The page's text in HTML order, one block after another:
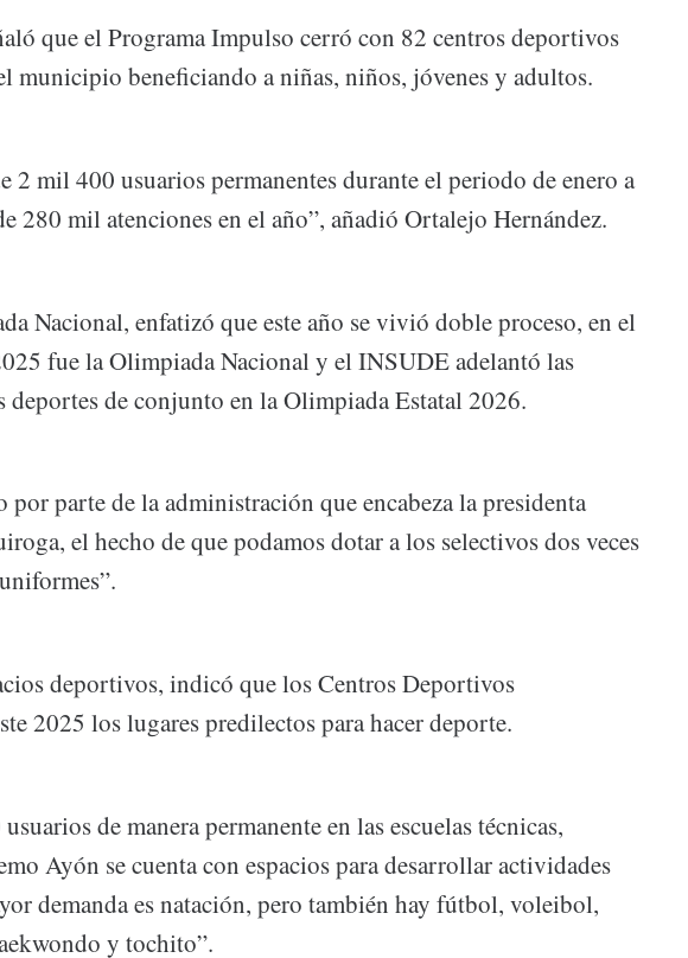
que el Programa Impulso cerró con 82 centros deportivos
municipio beneficiando a niñas, niños, jóvenes y adultos.
2 mil 400 usuarios permanentes durante el periodo de enero a
280 mil atenciones en el año”, añadió Ortalejo Hernández.
Nacional, enfatizó que este año se vivió doble proceso, en el
fue la Olimpiada Nacional y el INSUDE adelantó las
deportes de conjunto en la Olimpiada Estatal 2026.
por parte de la administración que encabeza la presidenta
el hecho de que podamos dotar a los selectivos dos veces
deportivos, indicó que los Centros Deportivos
2025 los lugares predilectos para hacer deporte.
de manera permanente en las escuelas técnicas,
Ayón se cuenta con espacios para desarrollar actividades
demanda es natación, pero también hay fútbol, voleibol,
y tochito”.